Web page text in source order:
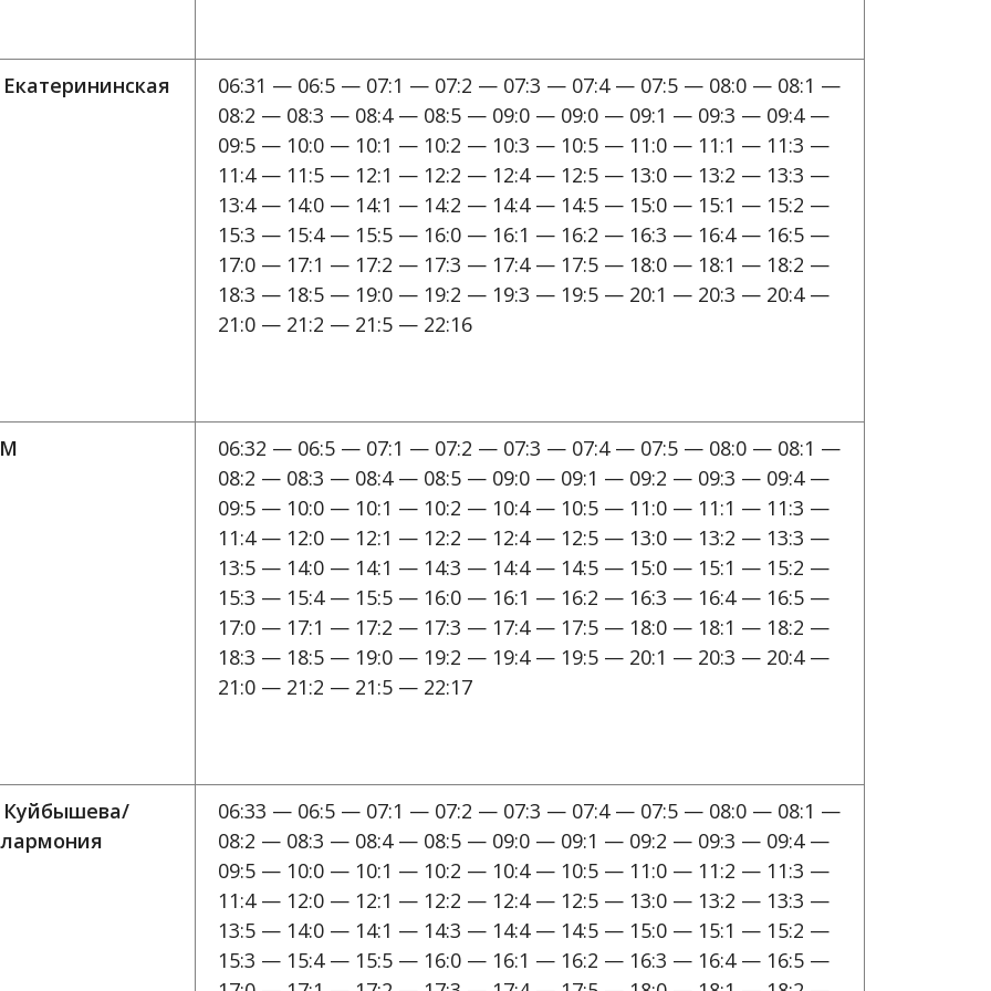
06:31 — 06:5 — 07:1 — 07:2 — 07:3 — 07:4 — 07:5 — 08:0 — 08:1 —
08:2 — 08:3 — 08:4 — 08:5 — 09:0 — 09:0 — 09:1 — 09:3 — 09:4 —
09:5 — 10:0 — 10:1 — 10:2 — 10:3 — 10:5 — 11:0 — 11:1 — 11:3 —
11:4 — 11:5 — 12:1 — 12:2 — 12:4 — 12:5 — 13:0 — 13:2 — 13:3 —
13:4 — 14:0 — 14:1 — 14:2 — 14:4 — 14:5 — 15:0 — 15:1 — 15:2 —
15:3 — 15:4 — 15:5 — 16:0 — 16:1 — 16:2 — 16:3 — 16:4 — 16:5 —
17:0 — 17:1 — 17:2 — 17:3 — 17:4 — 17:5 — 18:0 — 18:1 — 18:2 —
18:3 — 18:5 — 19:0 — 19:2 — 19:3 — 19:5 — 20:1 — 20:3 — 20:4 —
21:0 — 21:2 — 21:5 — 22:16
06:32 — 06:5 — 07:1 — 07:2 — 07:3 — 07:4 — 07:5 — 08:0 — 08:1 —
08:2 — 08:3 — 08:4 — 08:5 — 09:0 — 09:1 — 09:2 — 09:3 — 09:4 —
09:5 — 10:0 — 10:1 — 10:2 — 10:4 — 10:5 — 11:0 — 11:1 — 11:3 —
11:4 — 12:0 — 12:1 — 12:2 — 12:4 — 12:5 — 13:0 — 13:2 — 13:3 —
13:5 — 14:0 — 14:1 — 14:3 — 14:4 — 14:5 — 15:0 — 15:1 — 15:2 —
15:3 — 15:4 — 15:5 — 16:0 — 16:1 — 16:2 — 16:3 — 16:4 — 16:5 —
17:0 — 17:1 — 17:2 — 17:3 — 17:4 — 17:5 — 18:0 — 18:1 — 18:2 —
18:3 — 18:5 — 19:0 — 19:2 — 19:4 — 19:5 — 20:1 — 20:3 — 20:4 —
21:0 — 21:2 — 21:5 — 22:17
Куйбышева/
06:33 — 06:5 — 07:1 — 07:2 — 07:3 — 07:4 — 07:5 — 08:0 — 08:1 —
08:2 — 08:3 — 08:4 — 08:5 — 09:0 — 09:1 — 09:2 — 09:3 — 09:4 —
09:5 — 10:0 — 10:1 — 10:2 — 10:4 — 10:5 — 11:0 — 11:2 — 11:3 —
11:4 — 12:0 — 12:1 — 12:2 — 12:4 — 12:5 — 13:0 — 13:2 — 13:3 —
13:5 — 14:0 — 14:1 — 14:3 — 14:4 — 14:5 — 15:0 — 15:1 — 15:2 —
15:3 — 15:4 — 15:5 — 16:0 — 16:1 — 16:2 — 16:3 — 16:4 — 16:5 —